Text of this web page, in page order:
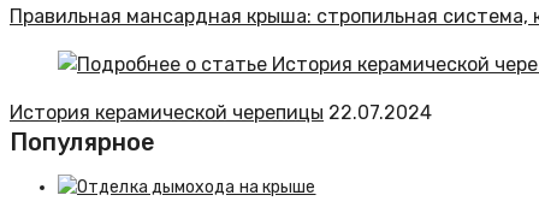
Правильная мансардная крыша: стропильная система,
История керамической черепицы 22.07.2024
Популярное